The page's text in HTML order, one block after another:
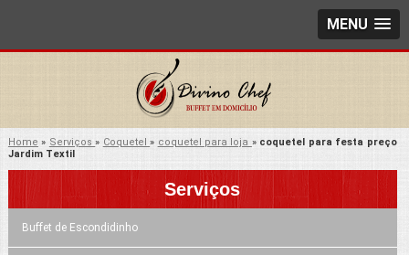
MENU
Home » Serviços» Coquetel» coquetel para loja » coquetel para festa preço
Jardim Textil
Serviços
Buffet de Escondidinho